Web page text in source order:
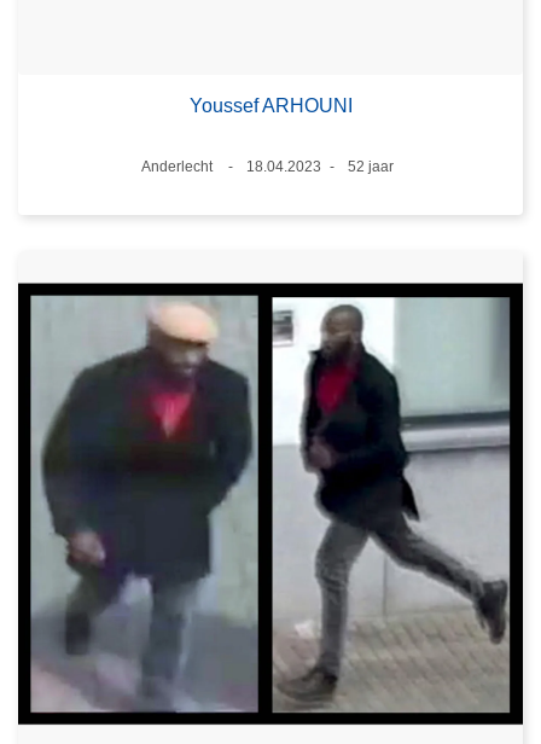
Youssef ARHOUNI
Plaats
Anderlecht
18.04.2023
52 jaar